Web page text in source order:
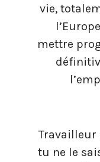
vie,
mettre
Travailleur
tu ne le